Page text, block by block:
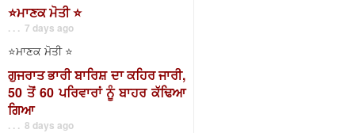
⭐️ਮਾਣਕ ਮੋਤੀ ⭐️
. . . 7 days ago
⭐️ਮਾਣਕ ਮੋਤੀ ⭐️
ਗੁਜਰਾਤ ਭਾਰੀ ਬਾਰਿਸ਼ ਦਾ ਕਹਿਰ ਜਾਰੀ,
50 ਤੋਂ 60 ਪਰਿਵਾਰਾਂ ਨੂੰ ਬਾਹਰ ਕੱਢਿਆ
ਗਿਆ
. . . 8 days ago